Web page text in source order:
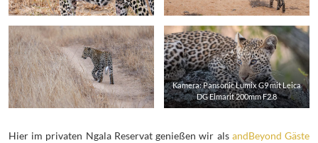
Kamera: Pansonic Lumix G9 mit Leica
DG Elmarit 200mm F2.8
Hier im privaten Ngala Reservat genießen wir als andBeyond Gäste